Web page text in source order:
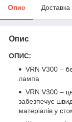
Опис Доставка
Опис
ОПИС:
VRN V300 –
лампа
VRN V300 –
забезпечує
матеріалів у